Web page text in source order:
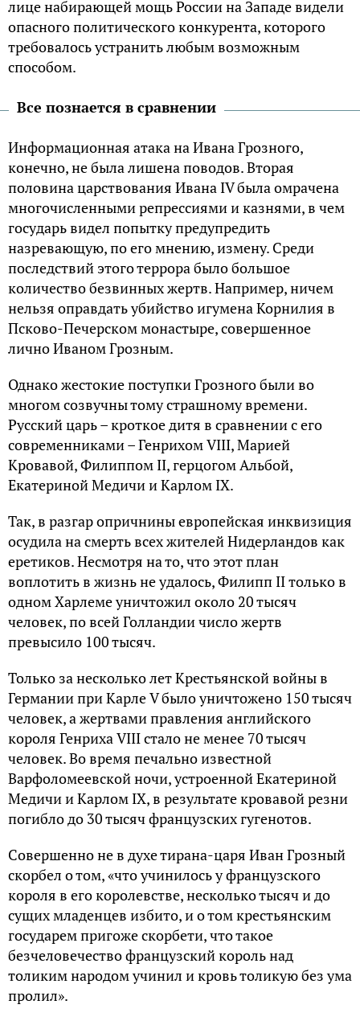
лице набирающей мощь России на Западе видели
опасного политического конкурента, которого
требовалось устранить любым возможным
способом.
Все познается в сравнении
Информационная атака на Ивана Грозного,
конечно, не была лишена поводов. Вторая
половина царствования Ивана IV была омрачена
многочисленными репрессиями и казнями, в чем
государь видел попытку предупредить
назревающую, по его мнению, измену. Среди
последствий этого террора было большое
количество безвинных жертв. Например, ничем
нельзя оправдать убийство игумена Корнилия в
Псково-Печерском монастыре, совершенное
лично Иваном Грозным.
Однако жестокие поступки Грозного были во
многом созвучны тому страшному времени.
Русский царь – кроткое дитя в сравнении с его
современниками – Генрихом VIII, Марией
Кровавой, Филиппом II, герцогом Альбой,
Екатериной Медичи и Карлом IX.
Так, в разгар опричнины европейская инквизиция
осудила на смерть всех жителей Нидерландов как
еретиков. Несмотря на то, что этот план
воплотить в жизнь не удалось, Филипп II только в
одном Харлеме уничтожил около 20 тысяч
человек, по всей Голландии число жертв
превысило 100 тысяч.
Только за несколько лет Крестьянской войны в
Германии при Карле V было уничтожено 150 тысяч
человек, а жертвами правления английского
короля Генриха VIII стало не менее 70 тысяч
человек. Во время печально известной
Варфоломеевской ночи, устроенной Екатериной
Медичи и Карлом IX, в результате кровавой резни
погибло до 30 тысяч французских гугенотов.
Совершенно не в духе тирана-царя Иван Грозный
скорбел о том, «что учинилось у французского
короля в его королевстве, несколько тысяч и до
сущих младенцев избито, и о том крестьянским
государем пригоже скорбети, что такое
безчеловечество французский король над
толиким народом учинил и кровь толикую без ума
пролил».